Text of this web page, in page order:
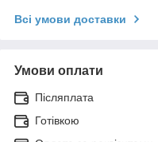
Всі умови доставки
Умови оплати
Післяплата
Готівкою